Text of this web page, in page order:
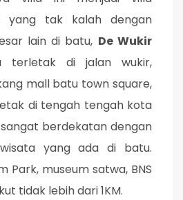
yang tak kalah dengan
lain di batu, De Wukir
terletak di jalan wukir,
mall batu town square,
di tengah tengah kota
berdekatan dengan
yang ada di batu.
Park, museum satwa, BNS
tidak lebih dari 1KM.